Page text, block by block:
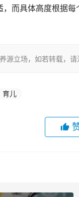
而具体高度根据
源立场，如若转载
育儿